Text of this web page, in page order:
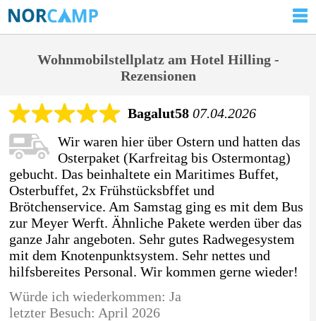
Wohnmobilstellplatz am Hotel Hilling -
Rezensionen
Bagalut58 07.04.2026
Wir waren hier über Ostern und hatten das
Osterpaket (Karfreitag bis Ostermontag)
gebucht. Das beinhaltete ein Maritimes Buffet,
Osterbuffet, 2x Frühstücksbffet und
Brötchenservice. Am Samstag ging es mit dem Bus
zur Meyer Werft. Ähnliche Pakete werden über das
ganze Jahr angeboten. Sehr gutes Radwegesystem
mit dem Knotenpunktsystem. Sehr nettes und
hilfsbereites Personal. Wir kommen gerne wieder!
Würde ich wiederkommen: Ja
letzter Besuch: April 2026